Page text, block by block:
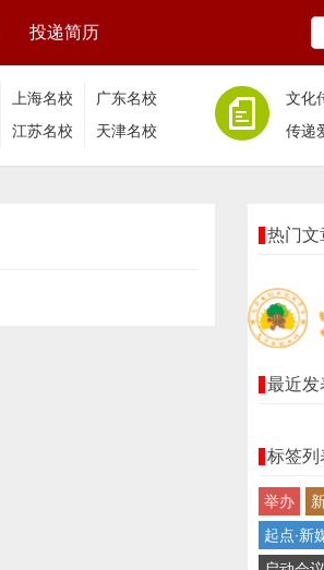
投递简历
上海名校
广东名校
江苏名校 天津名校
文化
传递
热门文
最近发
标签列
举办
起点∙新